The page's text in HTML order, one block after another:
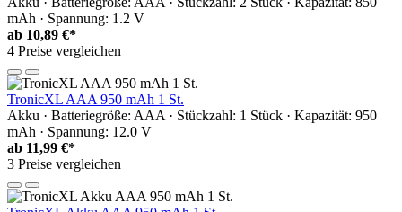
mAh · Spannung: 1.2 V
ab 10,89 €*
4 Preise vergleichen
TronicXL AAA 950 mAh 1 St.
Akku · Batteriegröße: AAA · Stückzahl: 1 Stück · Kapazität: 950
mAh · Spannung: 12.0 V
ab 11,99 €*
3 Preise vergleichen